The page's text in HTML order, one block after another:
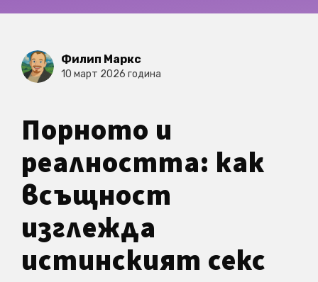
Филип Маркс
10 март 2026 година
Порното и
реалността: как
всъщност
изглежда
истинският секс